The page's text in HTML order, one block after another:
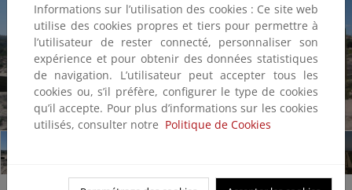
1/9
Informations sur l’utilisation des cookies : Ce site web
utilise des cookies propres et tiers pour permettre à
l’utilisateur de rester connecté, personnaliser son
expérience et pour obtenir des données statistiques
de navigation. L’utilisateur peut accepter tous les
cookies ou, s’il préfère, configurer le type de cookies
qu’il accepte. Pour plus d’informations sur les cookies
utilisés, consulter notre Politique de Cookies